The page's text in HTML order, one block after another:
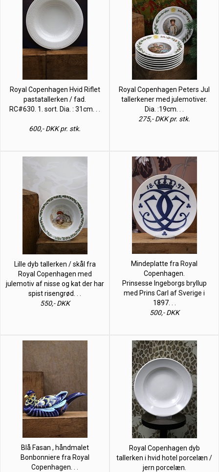
Royal Copenhagen Hvid Riflet
pastatallerken / fad.
RC#630. 1. sort. Dia. : 31cm. . .
600,- DKK pr. stk.
Royal Copenhagen Peters Jul
tallerkener med julemotiver.
Dia. :19cm. . .
275,- DKK pr. stk.
Lille dyb tallerken / skål fra
Royal Copenhagen med
julemotiv af nisse og kat der har
spist risengrød. . .
550,- DKK
Mindeplatte fra Royal
Copenhagen.
Prinsesse Ingeborgs bryllup
med Prins Carl af Sverige i
1897. . .
500,- DKK
Blå Fasan , håndmalet
Bonbonniere fra Royal
Copenhagen. . .
Royal Copenhagen dyb
tallerken i hvid hotel porcelæn /
jern porcelæn.